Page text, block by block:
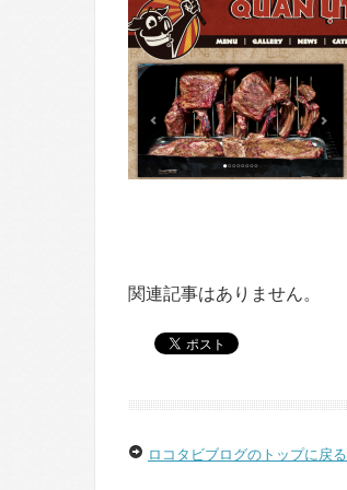
関連記事はありません。
ロコタビブログのトップに戻る